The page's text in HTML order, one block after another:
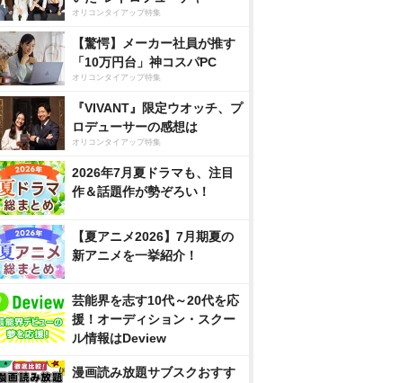
オリコンタイアップ特集
【驚愕】メーカー社員が推す
「10万円台」神コスパPC
オリコンタイアップ特集
『VIVANT』限定ウオッチ、プ
ロデューサーの感想は
オリコンタイアップ特集
2026年7月夏ドラマも、注目
作＆話題作が勢ぞろい！
【夏アニメ2026】7月期夏の
新アニメを一挙紹介！
芸能界を志す10代～20代を応
援！オーディション・スクー
ル情報はDeview
漫画読み放題サブスクおすす